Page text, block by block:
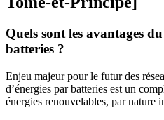
Quels sont les avantages
batteries ?
Enjeu majeur pour le futur des
d’énergies par batteries est un
énergies renouvelables, par nature